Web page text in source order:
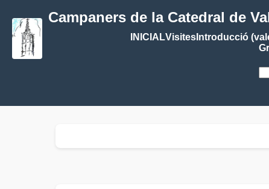
Campaners de la Catedral de
INICIALVisitesIntroducció